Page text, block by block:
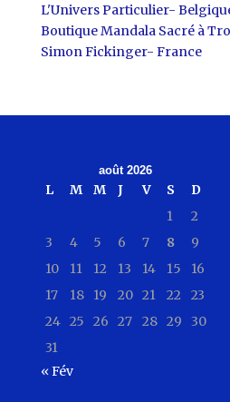
L'Univers Particulier-
Boutique Mandala Sacré à
Simon Fickinger- France
août 2026
L M M J V S
D
1
2
3
4 5 6 7 8
9
10
11 12 13 14 15
16
17
18 19 20 21 22
23
24 25 26 27 28 29
30
31
« Fév